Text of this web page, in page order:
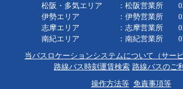
松阪・多気エリア ：松阪営業所
伊勢エリア ：伊勢営業所
志摩エリア ：志摩営業所
南紀エリア ：南紀営業所
当バスロケーションシステムについて（サー
路線バス時刻運賃検索 路線バスのご
操作方法等 免責事項等